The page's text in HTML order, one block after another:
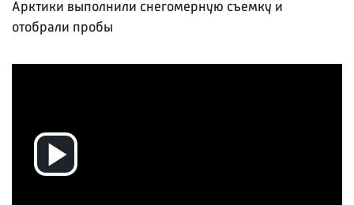
Арктики выполнили снегомерную съемку и
отобрали пробы
Воспроизвести